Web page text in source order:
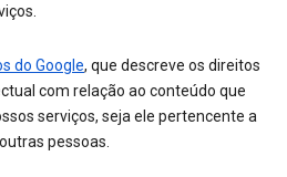
do Google, que descreve os direitos
com relação ao conteúdo que
serviços, seja ele pertencente a
pessoas.